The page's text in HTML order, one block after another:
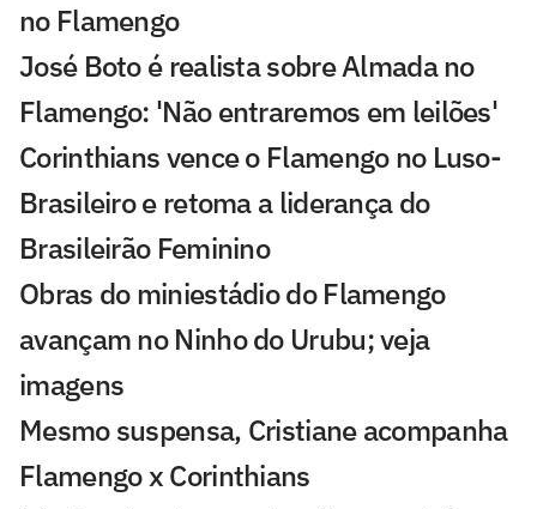
no Flamengo
José Boto é realista sobre Almada no
Flamengo: 'Não entraremos em leilões'
Corinthians vence o Flamengo no Luso-
Brasileiro e retoma a liderança do
Brasileirão Feminino
Obras do miniestádio do Flamengo
avançam no Ninho do Urubu; veja
imagens
Mesmo suspensa, Cristiane acompanha
Flamengo x Corinthians